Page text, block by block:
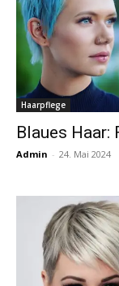
Haarpflege
Blaues Haar:
Admin - 24. Mai 2024